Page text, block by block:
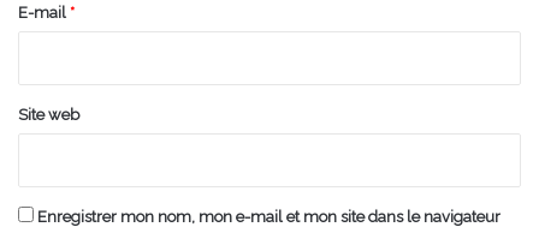
e
E-mail *
Site web
Enregistrer mon nom, mon e-mail et mon site dans le navigateur